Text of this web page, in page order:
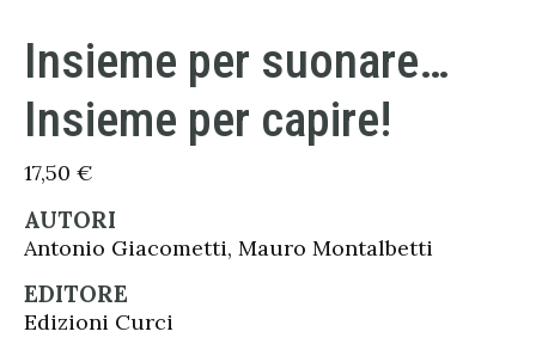
Insieme per suonare…
Insieme per capire!
17,50 €
AUTORI
Antonio Giacometti, Mauro Montalbetti
EDITORE
Edizioni Curci